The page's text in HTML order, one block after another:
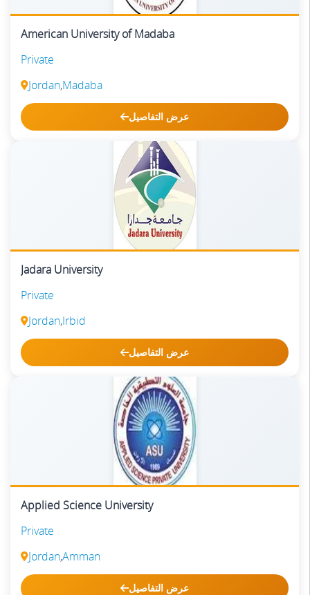
American University of Madaba
Private
Jordan,Madaba
عرض التفاصيل
Jadara University
Private
Jordan,Irbid
عرض التفاصيل
Applied Science University
Private
Jordan,Amman
عرض التفاصيل